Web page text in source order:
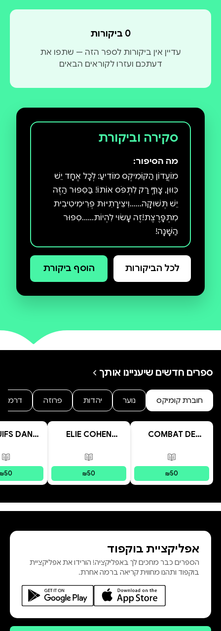
0 ביקורות
עדיין אין ביקורות לספר הזה — שתפו את
דעתכם ועזרו לקוראים הבאים
סקירה וביקורת
מה הסיפור:
מוֹעֲדוֹן הַקּוֹמִיקְס מוֹדִיעַ: לְכָל אֶחָד יֵשׁ
כִּוּוּן, צָרִיךְ רַק לִתְפֹּס אוֹתוֹ! בַּסִּפּוּר הַזֶּה
יֵשׁ תְּשׁוּקָה......וִיצִירָתִיּוּת פְּרִימִיטִיבִית
מִתְפָּרֶצֶת!זֶה עָשׂוּי לִהְיוֹת......סִפּוּר
הַשָּׁנָה!
לכל הביקורות הוסף ביקורת
ספרים חדשים שיעניינו אותך
חוברת קומיקס נוער יהדות פרוזה דרמה
COMBAT DE
פורמטים זמינים
מודפס
₪50
ELIE COHEN
פורמטים זמינים
מודפס
₪50
DANS
₪50
אפליקציית בוקפוד
הספרים כבר מחכים לך באפליקציה! הורידו את אפליקציית
בוקפוד ותהנו מחווית קריאה ברמה אחרת.